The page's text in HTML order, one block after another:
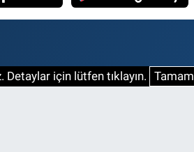
için lütfen tıklayın. Tamam